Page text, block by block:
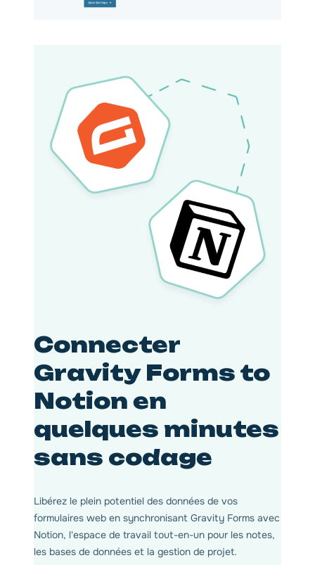
Connecter
Gravity Forms to
Notion en
quelques minutes
sans codage
Libérez le plein potentiel des données de vos
formulaires web en synchronisant Gravity Forms avec
Notion, l'espace de travail tout-en-un pour les notes,
les bases de données et la gestion de projet.